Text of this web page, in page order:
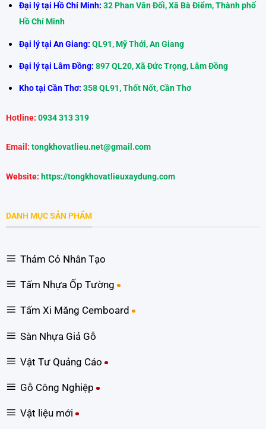
Đại lý tại Hồ Chí Minh: 32 Phan Văn Đối, Xã Bà Điểm, Thành phố
Hồ Chí Minh
Đại lý tại An Giang: QL91, Mỹ Thới, An Giang
Đại lý tại Lâm Đồng:897 QL20, Xã Đức Trọng, Lâm Đồng
Kho tại Cần Thơ: 358 QL91, Thốt Nốt, Cần Thơ
Hotline: 0934 313 319
Email: tongkhovatlieu.net@gmail.com
Website: https://tongkhovatlieuxaydung.com
DANH MỤC SẢN PHẨM
Thảm Cỏ Nhân Tạo
Tấm Nhựa Ốp Tường
Tấm Xi Măng Cemboard
Sàn Nhựa Giả Gỗ
Vật Tư Quảng Cáo
Gỗ Công Nghiệp
Vật liệu mới